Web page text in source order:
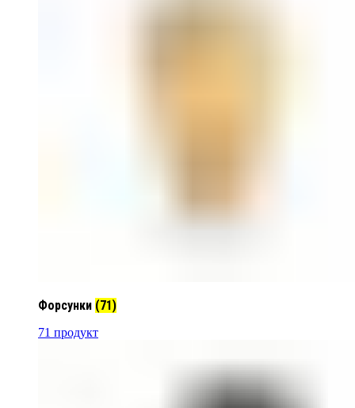
Форсунки (71)
71 продукт